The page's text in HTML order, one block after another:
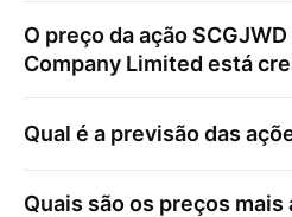
O preço da ação
Company Limited está
Qual é a previsão das
Quais são os preços mais